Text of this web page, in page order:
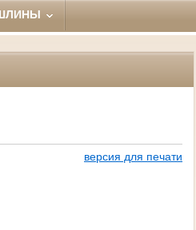
версия для печати